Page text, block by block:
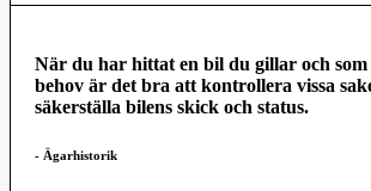
När du har hittat en bil du gillar och som
behov är det bra att kontrollera vissa
säkerställa bilens skick och status.
- Ägarhistorik